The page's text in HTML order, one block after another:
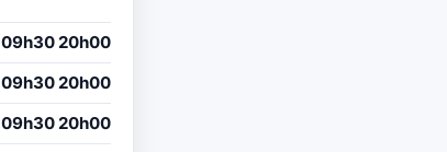
09h30 20h00
09h30 20h00
09h30 20h00